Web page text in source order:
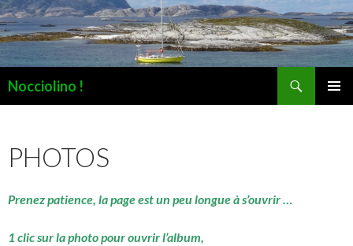
Nocciolino !
PHOTOS
Prenez patience, la page est un peu longue à s’ouvrir …
1 clic sur la photo pour ouvrir l’album,